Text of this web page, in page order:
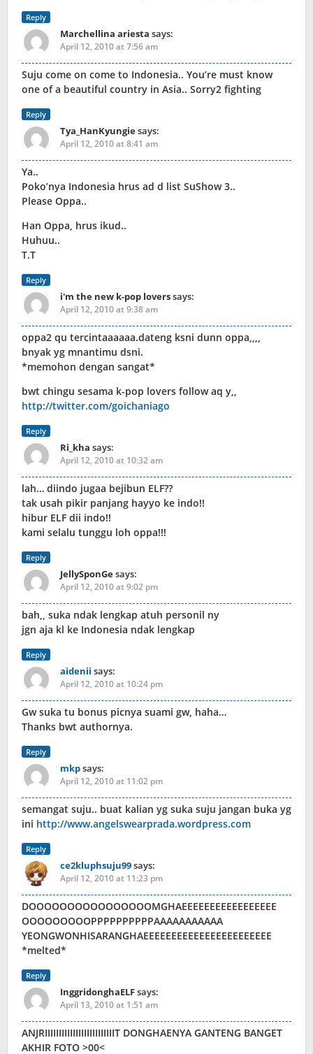
Reply
Marchellina ariesta says:
April 12, 2010 at 7:56 am
Suju come on come to Indonesia.. You’re must know
one of a beautiful country in Asia.. Sorry2 fighting
Reply
Tya_HanKyungiesays:
April 12, 2010 at 8:41 am
Ya..
Poko’nya Indonesia hrus ad d list SuShow 3..
Please Oppa..
Han Oppa, hrus ikud..
Huhuu..
T.T
Reply
i'm the new k-pop loverssays:
April 12, 2010 at 9:38 am
oppa2 qu tercintaaaaaa.dateng ksni dunn oppa,,,,
bnyak yg mnantimu dsni.
*memohon dengan sangat*
bwt chingu sesama k-pop lovers follow aq y,,
http://twitter.com/goichaniago
Reply
Ri_kha says:
April 12, 2010 at 10:32 am
lah… diindo jugaa bejibun ELF??
tak usah pikir panjang hayyo ke indo!!
hibur ELF dii indo!!
kami selalu tunggu loh oppa!!!
Reply
JellySponGesays:
April 12, 2010 at 9:02 pm
bah,, suka ndak lengkap atuh personil ny
jgn aja kl ke Indonesia ndak lengkap
Reply
aidenii says:
April 12, 2010 at 10:24 pm
Gw suka tu bonus picnya suami gw, haha…
Thanks bwt authornya.
Reply
mkpsays:
April 12, 2010 at 11:02 pm
semangat suju.. buat kalian yg suka suju jangan buka yg
ini http://www.angelswearprada.wordpress.com
Reply
ce2kluphsuju99says:
April 12, 2010 at 11:23 pm
DOOOOOOOOOOOOOOOOMGHAEEEEEEEEEEEEEEEEE
OOOOOOOOOPPPPPPPPPPAAAAAAAAAAA
YEONGWONHISARANGHAEEEEEEEEEEEEEEEEEEEEEEE
*melted*
Reply
InggridonghaELFsays:
April 13, 2010 at 1:51 am
ANJRIIIIIIIIIIIIIIIIIIIIIIIIIT DONGHAENYA GANTENG BANGET
AKHIR FOTO >00<